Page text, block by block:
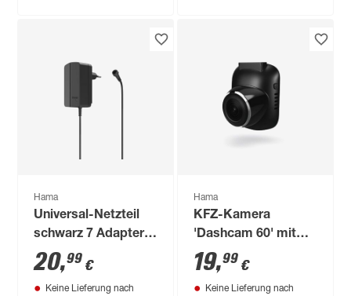
Hama
Universal-Netzteil
schwarz 7 Adapter,
2250 mA
20,99 €
Keine Lieferung nach
Hama
KFZ-Kamera
'Dashcam 60' mit
Ultra-
Weitwinkelobjektiv
19,99 €
Keine Lieferung nach